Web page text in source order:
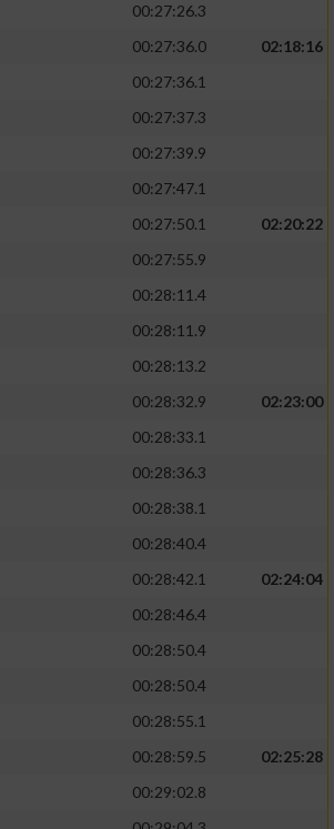
00:27:26.3
00:27:36.0
02:18:16
00:27:36.1
00:27:37.3
00:27:39.9
00:27:47.1
00:27:50.1
02:20:22
00:27:55.9
00:28:11.4
00:28:11.9
00:28:13.2
00:28:32.9
02:23:00
00:28:33.1
00:28:36.3
00:28:38.1
00:28:40.4
00:28:42.1
02:24:04
00:28:46.4
00:28:50.4
00:28:50.4
00:28:55.1
00:28:59.5
02:25:28
00:29:02.8